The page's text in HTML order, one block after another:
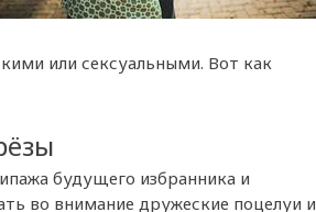
или сексуальными. Вот как
будущего избранника и
во внимание дружеские поцелуи и